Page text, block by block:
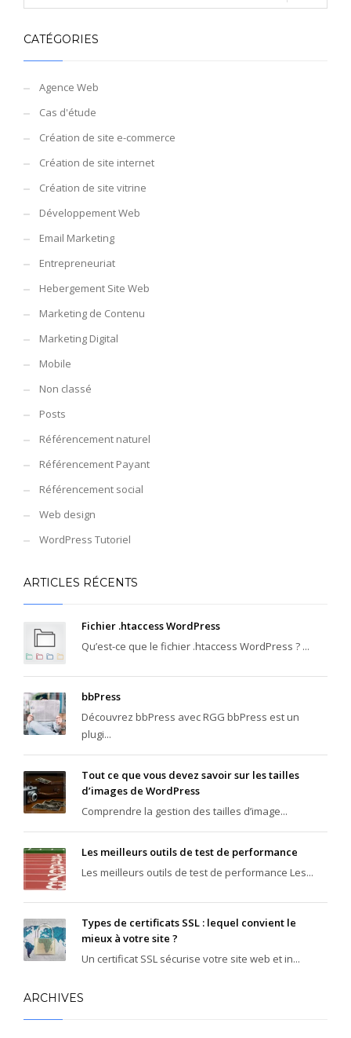
CATÉGORIES
Agence Web
Cas d'étude
Création de site e-commerce
Création de site internet
Création de site vitrine
Développement Web
Email Marketing
Entrepreneuriat
Hebergement Site Web
Marketing de Contenu
Marketing Digital
Mobile
Non classé
Posts
Référencement naturel
Référencement Payant
Référencement social
Web design
WordPress Tutoriel
ARTICLES RÉCENTS
Fichier .htaccess WordPress
Qu’est-ce que le fichier .htaccess WordPress ? ...
bbPress
Découvrez bbPress avec RGG bbPress est un
plugi...
Tout ce que vous devez savoir sur les tailles
d’images de WordPress
Comprendre la gestion des tailles d’image...
Les meilleurs outils de test de performance
Les meilleurs outils de test de performance Les...
Types de certificats SSL : lequel convient le
mieux à votre site ?
Un certificat SSL sécurise votre site web et in...
ARCHIVES